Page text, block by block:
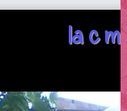
la c